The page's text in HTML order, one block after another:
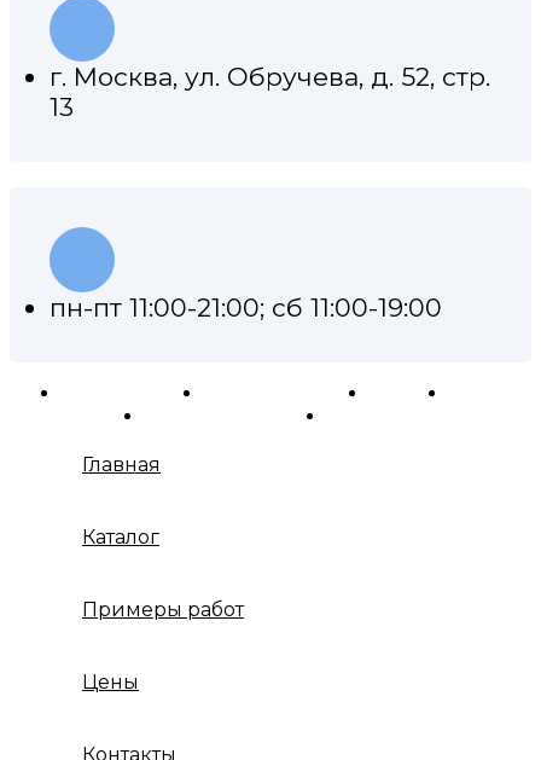
г. Москва, ул. Обручева, д. 52, стр.
13
пн-пт 11:00-21:00; сб 11:00-19:00
Ремонт АКПП Примеры работ Каталог
Главная
Каталог
Примеры работ
Цены
Контакты